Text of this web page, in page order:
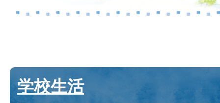
学校生活